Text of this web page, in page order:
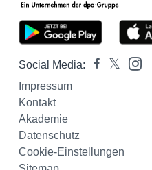
Social Media:
Impressum
Kontakt
Akademie
Datenschutz
Cookie-Einstellungen